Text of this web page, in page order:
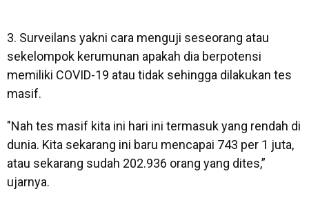
3. Surveilans yakni cara menguji seseorang atau
sekelompok kerumunan apakah dia berpotensi
memiliki COVID-19 atau tidak sehingga dilakukan tes
masif.
"Nah tes masif kita ini hari ini termasuk yang rendah di
dunia. Kita sekarang ini baru mencapai 743 per 1 juta,
atau sekarang sudah 202.936 orang yang dites,”
ujarnya.